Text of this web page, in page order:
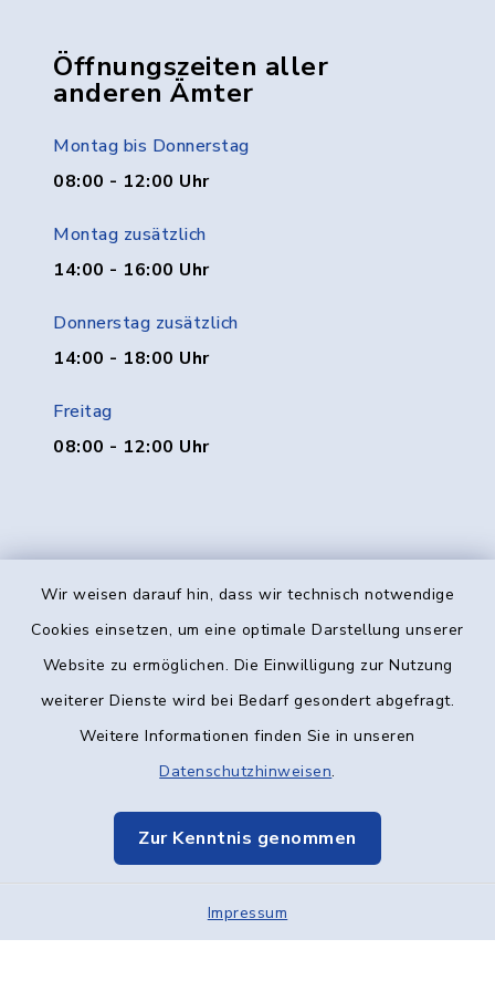
Wir weisen darauf hin, dass wir technisch notwendige
Cookies einsetzen, um eine optimale Darstellung unserer
Website zu ermöglichen. Die Einwilligung zur Nutzung
weiterer Dienste wird bei Bedarf gesondert abgefragt.
Weitere Informationen finden Sie in unseren
Datenschutzhinweisen.
Zur Kenntnis genommen
Impressum
Öffnungszeiten aller
anderen Ämter
Montag bis Donnerstag
08:00 - 12:00 Uhr
Montag zusätzlich
14:00 - 16:00 Uhr
Donnerstag zusätzlich
14:00 - 18:00 Uhr
Freitag
08:00 - 12:00 Uhr
Kontakt
Datenschutz
Elektronische Kommunikation
Sitemap